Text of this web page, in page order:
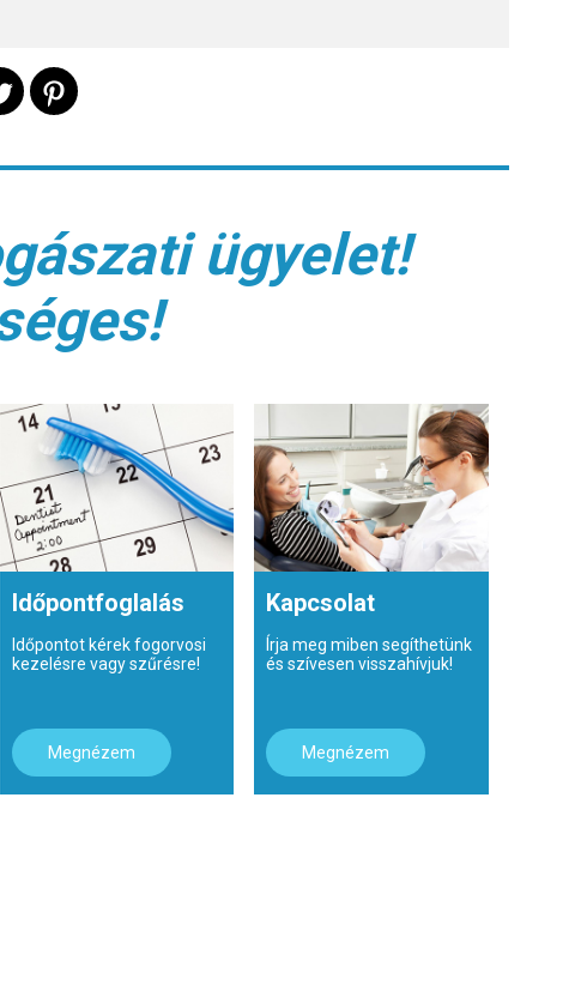
ügyelet!
Időpontfoglalás
Időpontot kérek fogorvosi
kezelésre vagy szűrésre!
Megnézem
Kapcsolat
Írja meg miben segíthetünk
és szívesen visszahívjuk!
Megnézem